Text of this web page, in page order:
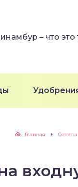
– что это
Главная Советы